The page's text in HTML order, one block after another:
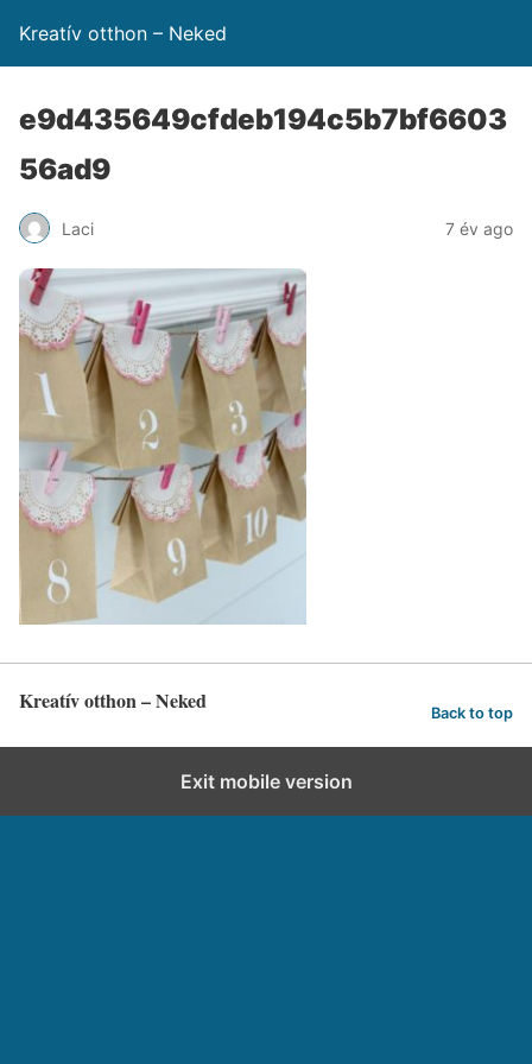
Kreatív otthon – Neked
e9d435649cfdeb194c5b7bf6603
56ad9
Laci 7 év ago
Kreatív otthon – Neked Back to top
Exit mobile version